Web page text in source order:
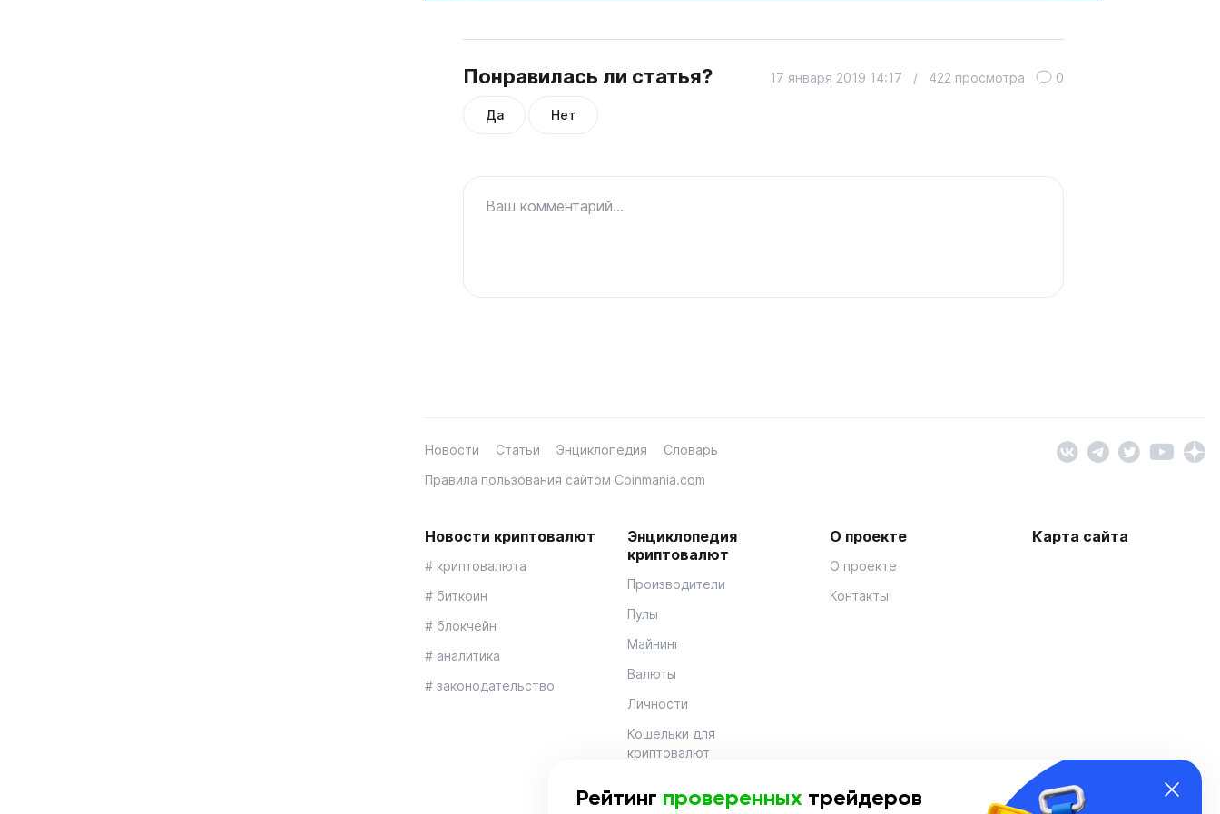
Понравилась ли статья?
Да Нет
17 января 2019 14:17 / 422 просмотра 0
Ваш комментарий...
Новости Статьи Энциклопедия
Словарь
Правила пользования сайтом Coinmania.com
Новости криптовалют
# криптовалюта
# биткоин
# блокчейн
# аналитика
# законодательство
Энциклопедия
криптовалют
Производители
Пулы
Майнинг
Валюты
Личности
Кошельки для
криптовалют
О проекте
О проекте
Контакты
Карта сайта
Рейтинг проверенных трейдеров